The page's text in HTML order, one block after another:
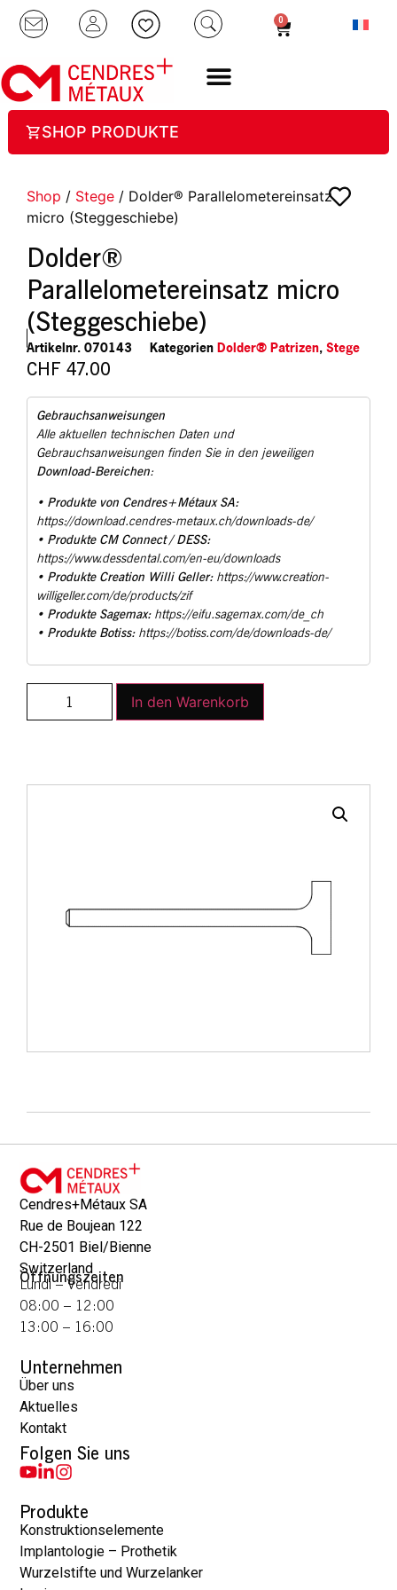
0
SHOP PRODUKTE
Shop / Stege / Dolder® Parallelometereinsatz
micro (Steggeschiebe)
Dolder®
Parallelometereinsatz micro
(Steggeschiebe)
Artikelnr. 070143 Kategorien Dolder® Patrizen, Stege
CHF 47.00
Gebrauchsanweisungen
Alle aktuellen technischen Daten und
Gebrauchsanweisungen finden Sie in den jeweiligen
Download-Bereichen:
• Produkte von Cendres+Métaux SA:
https://download.cendres-metaux.ch/downloads-de/
• Produkte CM Connect / DESS:
https://www.dessdental.com/en-eu/downloads
• Produkte Creation Willi Geller: https://www.creation-
willigeller.com/de/products/zif
• Produkte Sagemax: https://eifu.sagemax.com/de_ch
• Produkte Botiss: https://botiss.com/de/downloads-de/
In den Warenkorb
Cendres+Métaux SA
Rue de Boujean 122
CH-2501 Biel/Bienne
Switzerland
Öffnungszeiten
Lundi – Vendredi
08:00 – 12:00
13:00 – 16:00
Unternehmen
Über uns
Aktuelles
Kontakt
Folgen Sie uns
Produkte
Konstruktionselemente
Implantologie – Prothetik
Wurzelstifte und Wurzelanker